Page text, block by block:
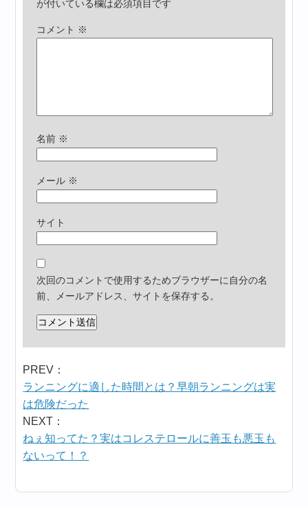
が付いている欄は必須項目です
コメント ※
名前 ※
メール ※
サイト
次回のコメントで使用するためブラウザーに自分の名
前、メールアドレス、サイトを保存する。
PREV：
ランニングに適した時間とは？早朝ランニングは実
は危険だった
NEXT：
ねぇ知ってた？実はコレステロールに善玉も悪玉も
ないって！？